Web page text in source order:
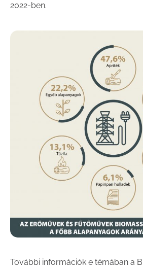
2022-ben.
További információk e témában a